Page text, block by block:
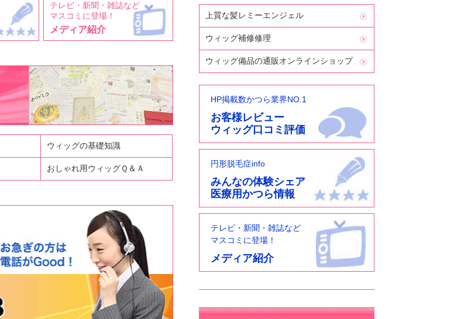
テレビ・新聞・雑誌など
マスコミに登場！
メディア紹介
ウィッグの基礎知識
おしゃれ用ウィッグＱ＆Ａ
上質な髪レミーエンジェル
ウィッグ補修修理
ウィッグ備品の通販オンラインショップ
HP掲載数かつら業界NO.1
お客様レビュー
ウィッグ口コミ評価
円形脱毛症info
みんなの体験シェア
医療用かつら情報
テレビ・新聞・雑誌など
マスコミに登場！
メディア紹介